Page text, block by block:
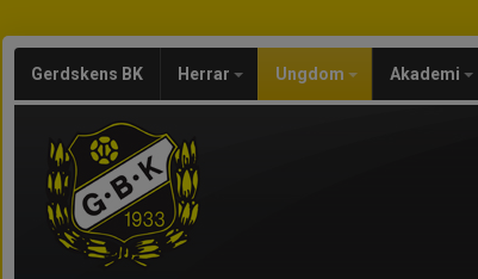
Gerdskens BK Herrar Ungdom Akademi